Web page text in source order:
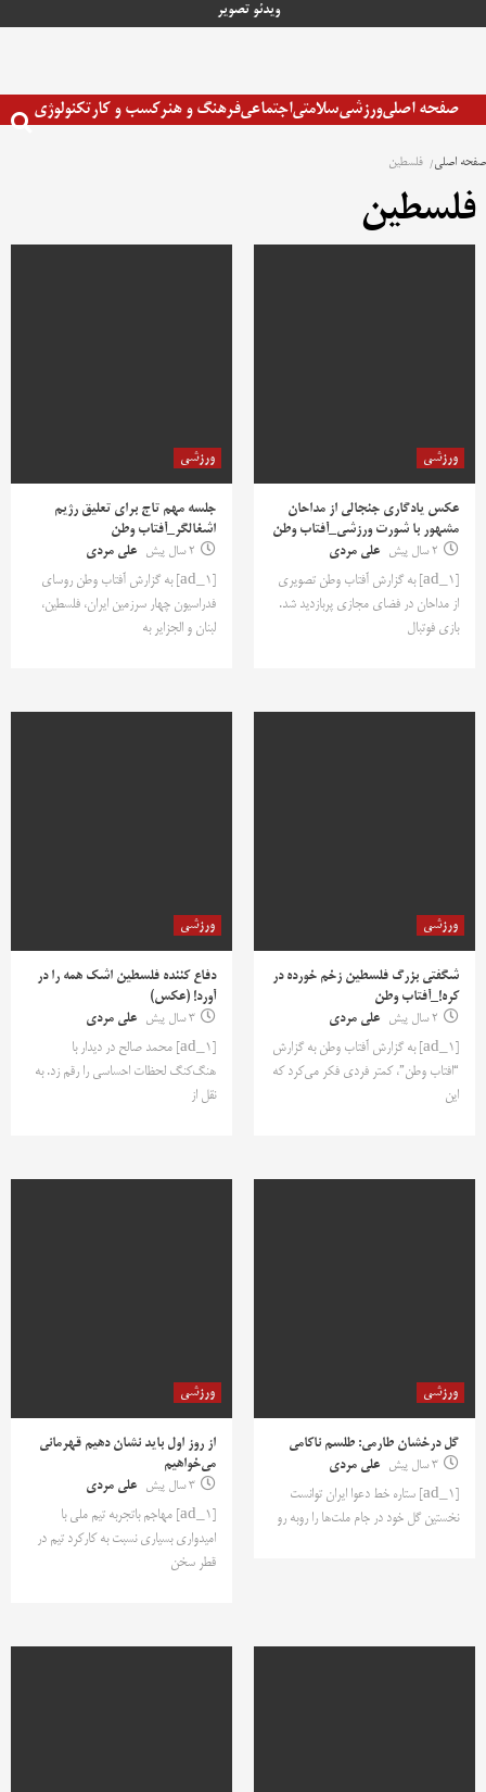
ویدئو تصویر
صفحه اصلیورزشیسلامتیاجتماعیفرهنگ و هنرکسب و کارتکنولوژی
صفحه اصلی فلسطین
فلسطین
ورزشی
عکس یادگاری جنجالی از مداحان
مشهور با شورت ورزشی_آفتاب وطن
2 سال پیش
علی مردی
[ad_1] به گزارش آفتاب وطن تصویری
از مداحان در فضای مجازی پربازدید شد.
بازی فوتبال
ورزشی
جلسه مهم تاج برای تعلیق رژیم
اشغالگر_آفتاب وطن
2 سال پیش
علی مردی
[ad_1] به گزارش آفتاب وطن روسای
فدراسیون چهار سرزمین ایران، فلسطین،
لبنان و الجزایر به
ورزشی
شگفتی بزرگ فلسطین زخم خورده در
کره!_آفتاب وطن
2 سال پیش
علی مردی
[ad_1] به گزارش آفتاب وطن به گزارش
“افتاب وطن”، کمتر فردی فکر می‌کرد که
این
ورزشی
دفاع کننده فلسطین اشک همه را در
آورد! (عکس)
3 سال پیش
علی مردی
[ad_1] محمد صالح در دیدار با
هنگ‌کنگ لحظات احساسی را رقم زد. به
نقل از
ورزشی
گل درخشان طارمی: طلسم ناکامی
3 سال پیش
علی مردی
[ad_1] ستاره خط دعوا ایران توانست
نخستین گل خود در جام ملت‌ها را روبه رو
ورزشی
از روز اول باید نشان دهیم قهرمانی
می‌خواهیم
3 سال پیش
علی مردی
[ad_1] مهاجم باتجربه تیم ملی با
امیدواری بسیاری نسبت به کارکرد تیم در
قطر سخن